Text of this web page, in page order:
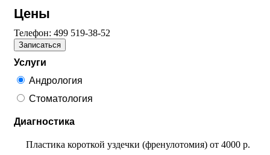
Цены
Телефон: 499 519-38-52
Записаться
Услуги
Андрология
Стоматология
Диагностика
Пластика короткой уздечки (френулотомия) от 4000 р.